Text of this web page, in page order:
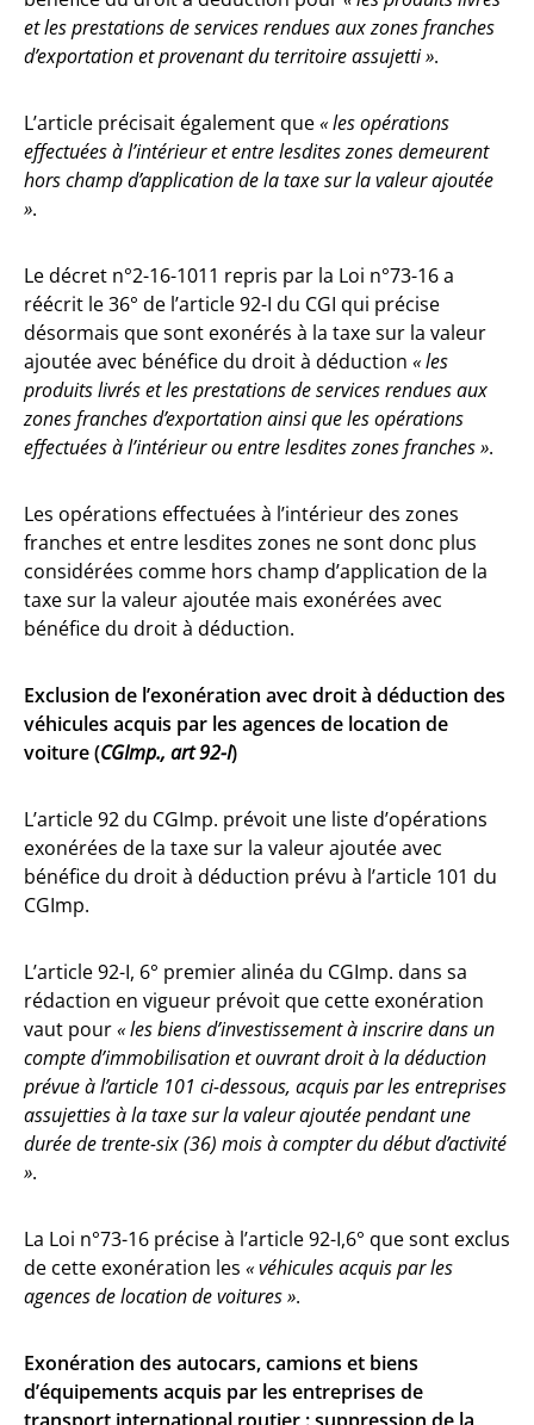
et les prestations de services rendues aux zones franches
d’exportation et provenant du territoire assujetti ».
L’article précisait également que« les opérations
effectuées à l’intérieur et entre lesdites zones demeurent
hors champ d’application de la taxe sur la valeur ajoutée
».
Le décret n°2-16-1011 repris par la Loi n°73-16 a
réécrit le 36° de l’article 92-I du CGI qui précise
désormais que sont exonérés à la taxe sur la valeur
ajoutée avec bénéfice du droit à déduction « les
produits livrés et les prestations de services rendues aux
zones franches d’exportation ainsi que les opérations
effectuées à l’intérieur ou entre lesdites zones franches ».
Les opérations effectuées à l’intérieur des zones
franches et entre lesdites zones ne sont donc plus
considérées comme hors champ d’application de la
taxe sur la valeur ajoutée mais exonérées avec
bénéfice du droit à déduction.
Exclusion de l’exonération avec droit à déduction des
véhicules acquis par les agences de location de
voiture (CGImp., art 92-I)
L’article 92 du CGImp. prévoit une liste d’opérations
exonérées de la taxe sur la valeur ajoutée avec
bénéfice du droit à déduction prévu à l’article 101 du
CGImp.
L’article 92-I, 6° premier alinéa du CGImp. dans sa
rédaction en vigueur prévoit que cette exonération
vaut pour« les biens d’investissement à inscrire dans un
compte d’immobilisation et ouvrant droit à la déduction
prévue à l’article 101 ci-dessous, acquis par les entreprises
assujetties à la taxe sur la valeur ajoutée pendant une
durée de trente-six (36) mois à compter du début d’activité
».
La Loi n°73-16 précise à l’article 92-I,6° que sont exclus
de cette exonération les « véhicules acquis par les
agences de location de voitures ».
Exonération des autocars, camions et biens
d’équipements acquis par les entreprises de